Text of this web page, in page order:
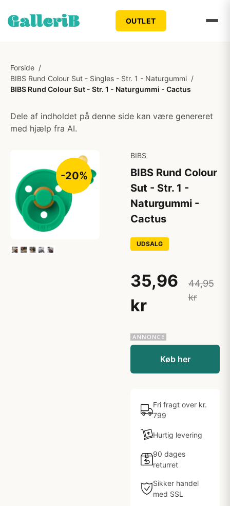
OUTLET
Forside /
BIBS Rund Colour Sut - Singles - Str. 1 - Naturgummi /
BIBS Rund Colour Sut - Str. 1 - Naturgummi - Cactus
Dele af indholdet på denne side kan være genereret
med hjælp fra AI.
-20%
BIBS
BIBS Rund Colour
Sut - Str. 1 -
Naturgummi -
Cactus
UDSALG
35,96
kr
44,95
kr
Køb her
Fri fragt over kr.
799
Hurtig levering
90 dages
returret
Sikker handel
med SSL